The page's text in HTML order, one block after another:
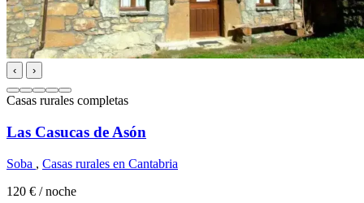
‹ ›
Casas rurales completas
Las Casucas de Asón
Soba , Casas rurales en Cantabria
120 € / noche